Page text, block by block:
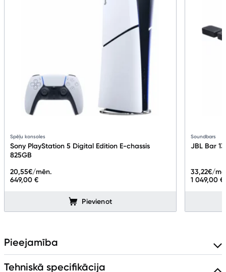
Spēļu konsoles
Sony PlayStation 5 Digital Edition E-chassis
825GB
649,00 €
20,55€/mēn.
Pievienot
Soundbars
JBL Bar
1 049,00 €
33,22€/
Pieejamība
Tehniskā specifikācija